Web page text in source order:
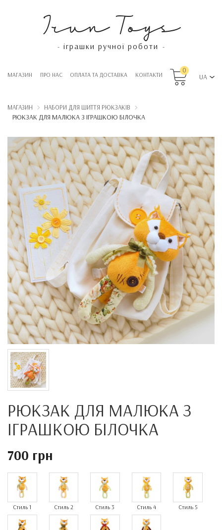
Irun Toys
- іграшки ручної роботи -
МАГАЗИН ПРО НАС OПЛАТА ТА ДОСТАВКА КОНТАКТИ
0
UA
МАГАЗИН НАБОРИ ДЛЯ ШИТТЯ РЮКЗАКІВ
РЮКЗАК ДЛЯ МАЛЮКА З ІГРАШКОЮ БІЛОЧКА
РЮКЗАК ДЛЯ МАЛЮКА З
ІГРАШКОЮ БІЛОЧКА
700 грн
Стиль 1 Стиль 2 Стиль 3 Стиль 4 Стиль 5